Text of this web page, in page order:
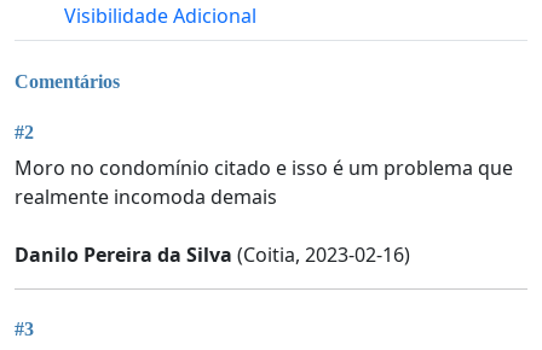
Visibilidade Adicional
Comentários
#2
Moro no condomínio citado e isso é um problema que
realmente incomoda demais
Danilo Pereira da Silva (Coitia, 2023-02-16)
#3